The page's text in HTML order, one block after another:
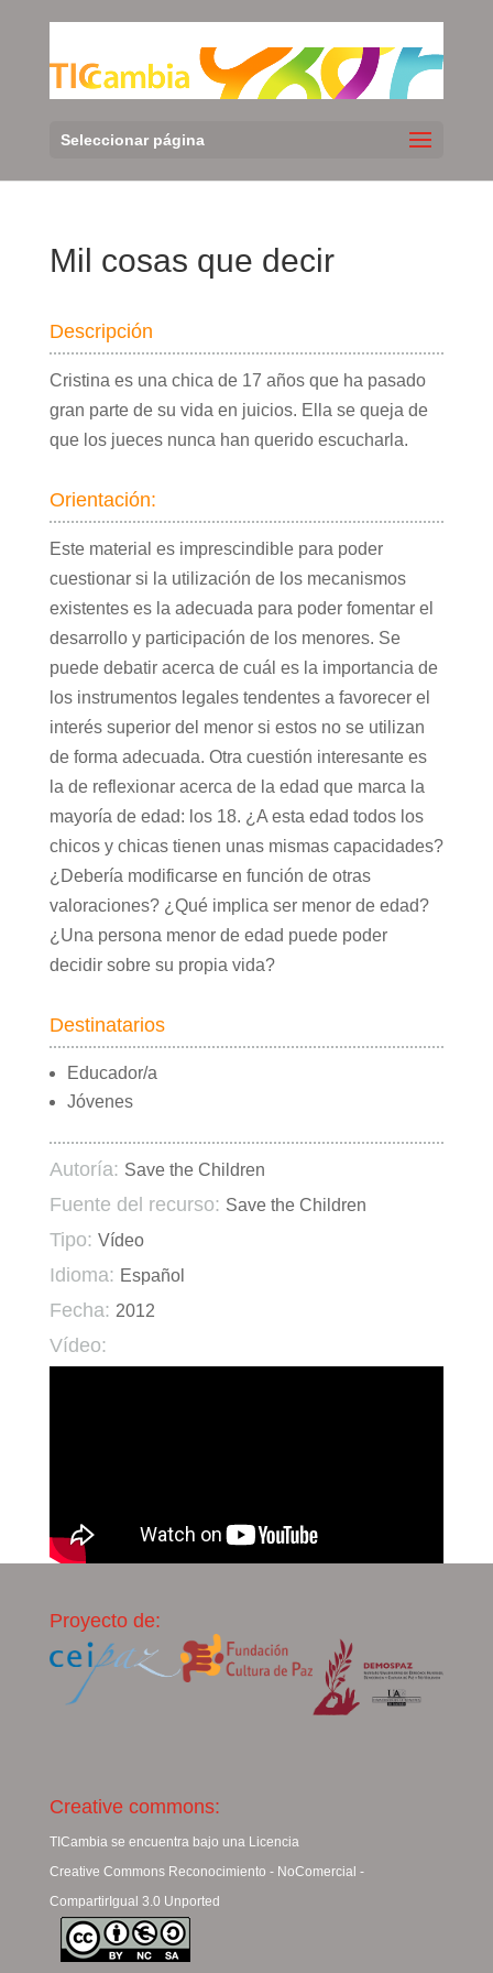
Seleccionar página
Mil cosas que decir
Descripción
Cristina es una chica de 17 años que ha pasado
gran parte de su vida en juicios. Ella se queja de
que los jueces nunca han querido escucharla.
Orientación:
Este material es imprescindible para poder
cuestionar si la utilización de los mecanismos
existentes es la adecuada para poder fomentar el
desarrollo y participación de los menores. Se
puede debatir acerca de cuál es la importancia de
los instrumentos legales tendentes a favorecer el
interés superior del menor si estos no se utilizan
de forma adecuada. Otra cuestión interesante es
la de reflexionar acerca de la edad que marca la
mayoría de edad: los 18. ¿A esta edad todos los
chicos y chicas tienen unas mismas capacidades?
¿Debería modificarse en función de otras
valoraciones? ¿Qué implica ser menor de edad?
¿Una persona menor de edad puede poder
decidir sobre su propia vida?
Destinatarios
Educador/a
Jóvenes
Autoría: Save the Children
Fuente del recurso: Save the Children
Tipo: Vídeo
Idioma: Español
Fecha: 2012
Vídeo:
Proyecto de:
Creative commons:
TICambia se encuentra bajo una Licencia
Creative Commons Reconocimiento - NoComercial -
CompartirIgual 3.0 Unported